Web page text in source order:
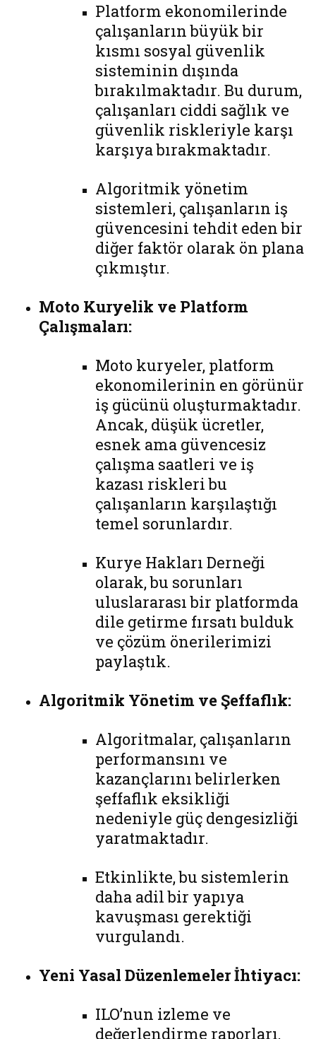
Platform ekonomilerinde
çalışanların büyük bir
kısmı sosyal güvenlik
sisteminin dışında
bırakılmaktadır. Bu durum,
çalışanları ciddi sağlık ve
güvenlik riskleriyle karşı
karşıya bırakmaktadır.
Algoritmik yönetim
sistemleri, çalışanların iş
güvencesini tehdit eden bir
diğer faktör olarak ön plana
çıkmıştır.
Moto Kuryelik ve Platform
Çalışmaları:
Moto kuryeler, platform
ekonomilerinin en görünür
iş gücünü oluşturmaktadır.
Ancak, düşük ücretler,
esnek ama güvencesiz
çalışma saatleri ve iş
kazası riskleri bu
çalışanların karşılaştığı
temel sorunlardır.
Kurye Hakları Derneği
olarak, bu sorunları
uluslararası bir platformda
dile getirme fırsatı bulduk
ve çözüm önerilerimizi
paylaştık.
Algoritmik Yönetim ve Şeffaflık:
Algoritmalar, çalışanların
performansını ve
kazançlarını belirlerken
şeffaflık eksikliği
nedeniyle güç dengesizliği
yaratmaktadır.
Etkinlikte, bu sistemlerin
daha adil bir yapıya
kavuşması gerektiği
vurgulandı.
Yeni Yasal Düzenlemeler İhtiyacı:
ILO’nun izleme ve
değerlendirme raporları,